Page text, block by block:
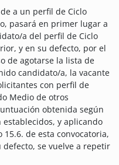
a un perfil de Ciclo
pasará en primer lugar a
a del perfil de Ciclo
y en su defecto, por el
de agotarse la lista de
candidato/a, la vacante
con perfil de
Medio de otros
obtenida según
y aplicando
de esta convocatoria,
defecto, se vuelve a repetir